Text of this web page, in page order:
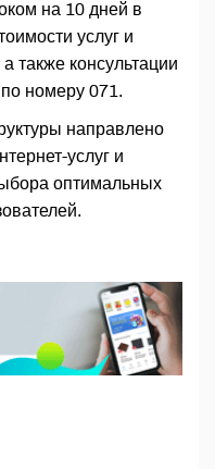
на 10 дней в
услуг и
также консультации
номеру 071.
направлено
услуг и
оптимальных